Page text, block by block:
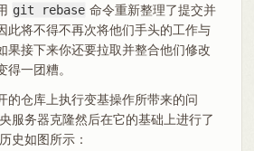
git rebase 命令重新整理了提交并
此将不得不再次将他们手头的工作与
果接下来你还要拉取并整合他们修改
一团糟。
的仓库上执行变基操作所带来的问
服务器克隆然后在它的基础上进行了
史如图所示：